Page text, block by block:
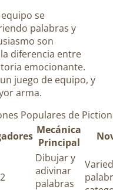
se
palabras y
son
diferencia entre
emocionante.
juego de equipo, y
arma.
Populares de
Mecánica
Principal
Dibujar y
adivinar
palabras